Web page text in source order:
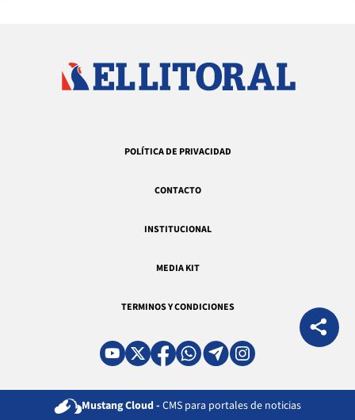
POLÍTICA DE PRIVACIDAD
CONTACTO
INSTITUCIONAL
MEDIA KIT
TERMINOS Y CONDICIONES
Mustang Cloud - CMS para portales de noticias